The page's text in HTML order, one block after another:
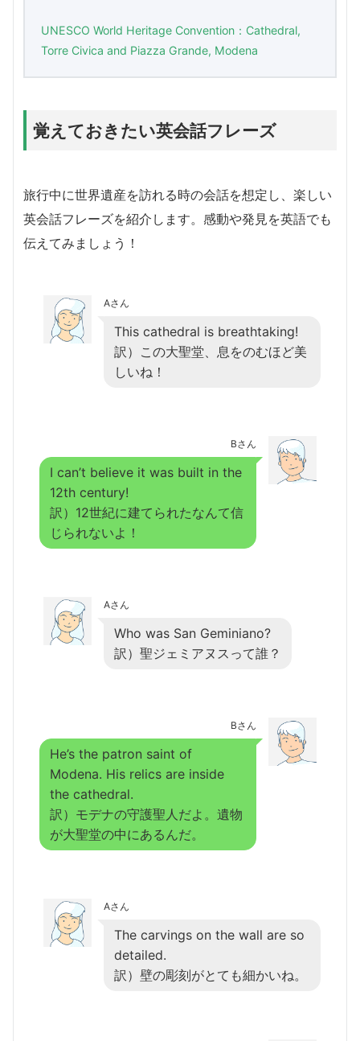
UNESCO World Heritage Convention：Cathedral,
Torre Civica and Piazza Grande, Modena
覚えておきたい英会話フレーズ
旅行中に世界遺産を訪れる時の会話を想定し、楽しい
英会話フレーズを紹介します。感動や発見を英語でも
伝えてみましょう！
Aさん
This cathedral is breathtaking!
訳）この大聖堂、息をのむほど美
しいね！
Bさん
I can’t believe it was built in the
12th century!
訳）12世紀に建てられたなんて信
じられないよ！
Aさん
Who was San Geminiano?
訳）聖ジェミアヌスって誰？
Bさん
He’s the patron saint of
Modena. His relics are inside
the cathedral.
訳）モデナの守護聖人だよ。遺物
が大聖堂の中にあるんだ。
Aさん
The carvings on the wall are so
detailed.
訳）壁の彫刻がとても細かいね。